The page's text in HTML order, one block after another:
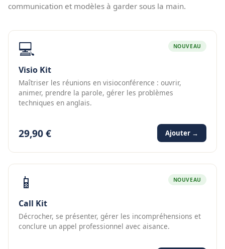
communication et modèles à garder sous la main.
💻 NOUVEAU
Visio Kit
Maîtriser les réunions en visioconférence : ouvrir,
animer, prendre la parole, gérer les problèmes
techniques en anglais.
29,90 € Ajouter →
📱 NOUVEAU
Call Kit
Décrocher, se présenter, gérer les incompréhensions et
conclure un appel professionnel avec aisance.